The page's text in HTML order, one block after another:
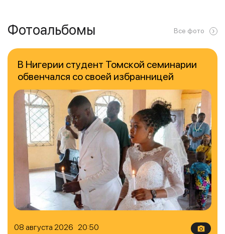
Фотоальбомы Все фото
08 августа 2026 20:50
В Нигерии студент Томской семинарии
обвенчался со своей избранницей